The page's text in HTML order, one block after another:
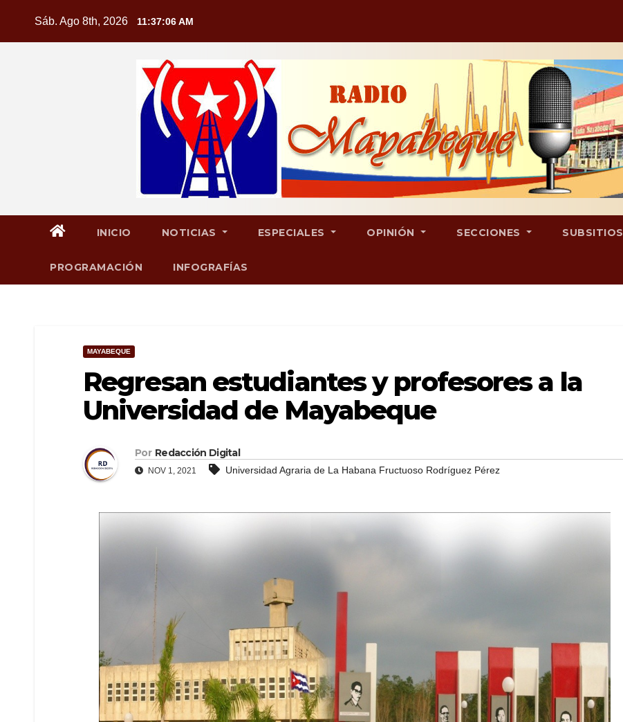
Sáb. Ago 8th, 2026 11:37:07 AM
INICIO NOTICIAS ESPECIALES OPINIÓN SECCIONES SUBSITIOS
PROGRAMACIÓN INFOGRAFÍAS
MAYABEQUE
Regresan estudiantes y profesores a la
Universidad de Mayabeque
Por Redacción Digital
NOV 1, 2021 Universidad Agraria de La Habana Fructuoso Rodríguez Pérez